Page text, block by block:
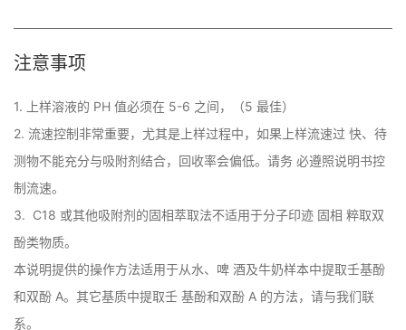
注意事项
1. 上样溶液的 PH 值必须在 5-6 之间，（5 最佳）
2. 流速控制非常重要，尤其是上样过程中，如果上样流速过 快、待
测物不能充分与吸附剂结合，回收率会偏低。请务 必遵照说明书控
制流速。
3.  C18 或其他吸附剂的固相萃取法不适用于分子印迹 固相 粹取双
酚类物质。
本说明提供的操作方法适用于从水、啤 酒及牛奶样本中提取壬基酚
和双酚 A。其它基质中提取壬 基酚和双酚 A 的方法，请与我们联
系。